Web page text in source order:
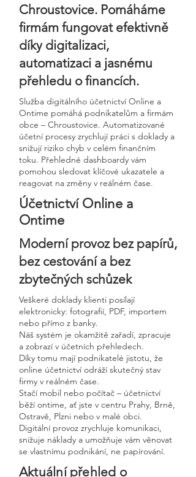
Chroustovice. Pomáháme
firmám fungovat efektivně
díky digitalizaci,
automatizaci a jasnému
přehledu o financích.
Služba digitálního účetnictví Online a
Ontime pomáhá podnikatelům a firmám
obce – Chroustovice. Automatizované
účetní procesy zrychlují práci s doklady a
snižují riziko chyb v celém finančním
toku. Přehledné dashboardy vám
pomohou sledovat klíčové ukazatele a
reagovat na změny v reálném čase.
Účetnictví Online a
Ontime
Moderní provoz bez papírů,
bez cestování a bez
zbytečných schůzek
Veškeré doklady klienti posílají
elektronicky: fotografií, PDF, importem
nebo přímo z banky.
Náš systém je okamžitě zařadí, zpracuje
a zobrazí v účetních přehledech.
Díky tomu mají podnikatelé jistotu, že
online účetnictví odráží skutečný stav
firmy v reálném čase.
Stačí mobil nebo počítač – účetnictví
běží ontime, ať jste v centru Prahy, Brně,
Ostravě, Plzni nebo v malé obci.
Digitální provoz zrychluje komunikaci,
snižuje náklady a umožňuje vám věnovat
se vlastnímu podnikání, ne papírování.
Aktuální přehled o